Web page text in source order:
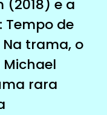
(2018) e a
Tempo de
trama, o
rara